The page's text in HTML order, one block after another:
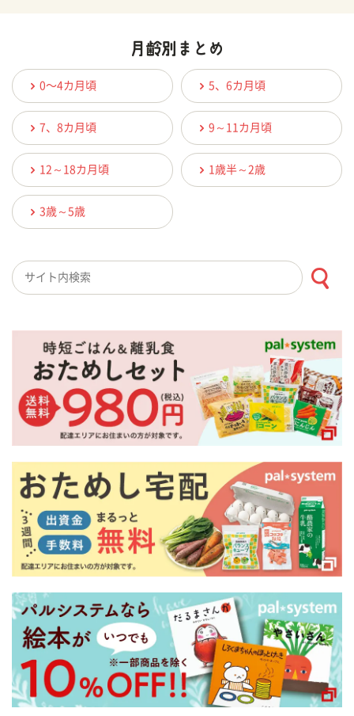
0〜4カ月頃 5、6カ月頃
7、8カ月頃 9～11カ月頃
12～18カ月頃 1歳半～2歳
3歳～5歳
検索キーワード入力